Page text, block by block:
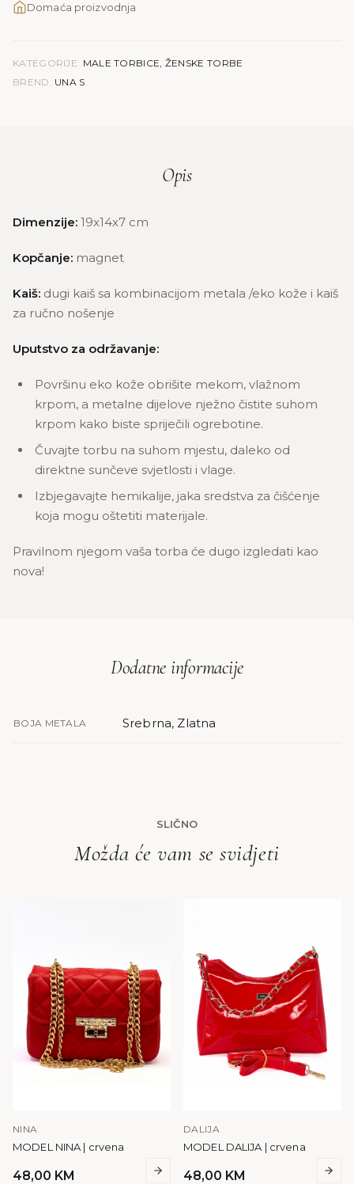
Domaća proizvodnja
KATEGORIJE: MALE TORBICE, ŽENSKE TORBE
BREND: UNA S
Opis
Dimenzije: 19x14x7 cm
Kopčanje: magnet
Kaiš: dugi kaiš sa kombinacijom metala /eko kože i kaiš
za ručno nošenje
Uputstvo za održavanje:
Površinu eko kože obrišite mekom, vlažnom
krpom, a metalne dijelove nježno čistite suhom
krpom kako biste spriječili ogrebotine.
Čuvajte torbu na suhom mjestu, daleko od
direktne sunčeve svjetlosti i vlage.
Izbjegavajte hemikalije, jaka sredstva za čišćenje
koja mogu oštetiti materijale.
Pravilnom njegom vaša torba će dugo izgledati kao
nova!
Dodatne informacije
BOJA METALA Srebrna, Zlatna
SLIČNO
Možda će vam se svidjeti
NINA
MODEL NINA | crvena
48,00 KM
DALIJA
MODEL DALIJA | crvena
48,00 KM